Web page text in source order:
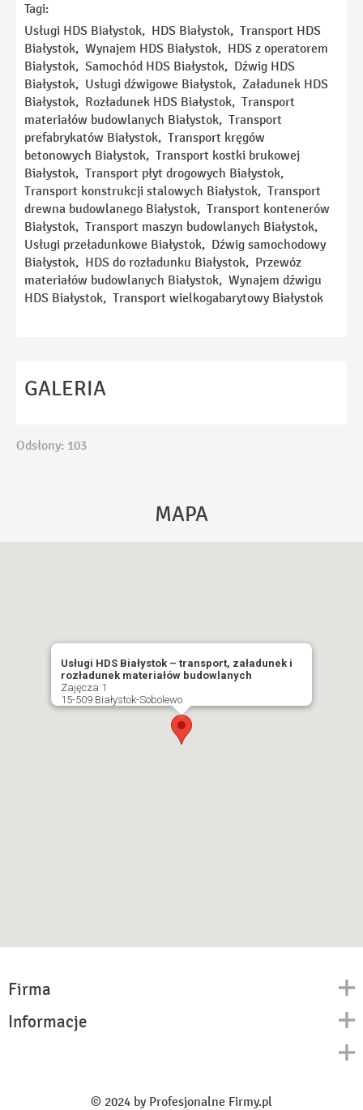
E-mail
Telefon
Temat
Wiadomość
Ta strona używa reCAPTCHA Google. Obowiązuje
WYŚLIJ
Tagi:
Usługi HDS Białystok, HDS Białystok, Transport HDS
Białystok, Wynajem HDS Białystok, HDS z operatorem
Białystok, Samochód HDS Białystok, Dźwig HDS
Białystok, Usługi dźwigowe Białystok, Załadunek HDS
Białystok, Rozładunek HDS Białystok, Transport
materiałów budowlanych Białystok, Transport
prefabrykatów Białystok, Transport kręgów
betonowych Białystok, Transport kostki brukowej
Białystok, Transport płyt drogowych Białystok,
Transport konstrukcji stalowych Białystok, Transport
drewna budowlanego Białystok, Transport kontenerów
Białystok, Transport maszyn budowlanych Białystok,
Usługi przeładunkowe Białystok, Dźwig samochodowy
Białystok, HDS do rozładunku Białystok, Przewóz
materiałów budowlanych Białystok, Wynajem dźwigu
HDS Białystok, Transport wielkogabarytowy Białystok
GALERIA
Odsłony: 103
MAPA
Usługi HDS Białystok – transport, załadunek i
rozładunek materiałów budowlanych
Zajęcza 1
15-509 Białystok-Sobolewo
Firma
Kontakt
Informacje
© 2024 by Profesjonalne Firmy.pl